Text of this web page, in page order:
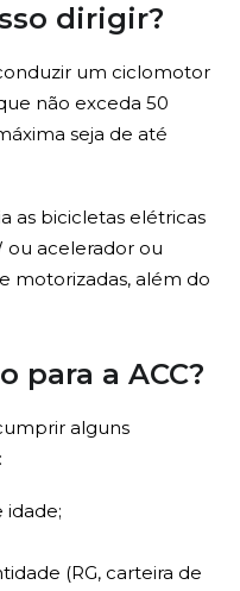
dirigir?
um ciclomotor
não exceda 50
seja de até
as bicicletas elétricas
acelerador ou
motorizadas, além do
para a ACC?
alguns
idade;
(RG, carteira de